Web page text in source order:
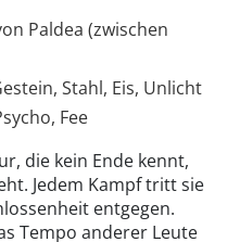
Paldea (zwischen
Stahl, Eis, Unlicht
Fee
die kein Ende kennt,
Jedem Kampf tritt sie
entgegen.
Tempo anderer Leute